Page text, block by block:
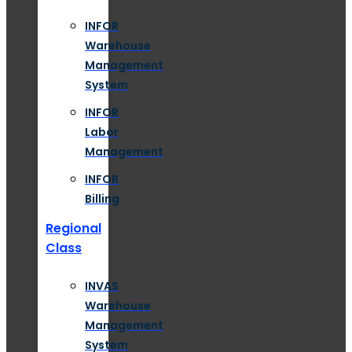
INFOR
Warehouse
Management
System
INFOR
Labor
Management
INFOR
Billing
Regional
Class
INVAS
Warehouse
Management
System